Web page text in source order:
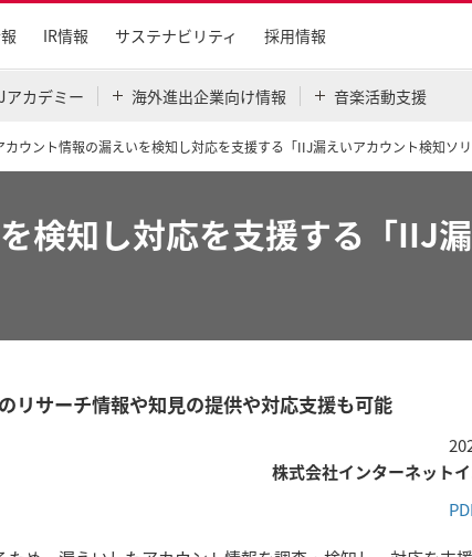
IR情報 サステナビリティ 採用情報
アカデミー 海外進出企業向け情報 音楽活動支援
カウント情報の漏えいを検知し対応を支援する「IIJ漏えいアカウント検知ソ
検知し対応を支援する「IIJ
リサーチ情報や知見の提供や対応支援も可能
株式会社インターネット